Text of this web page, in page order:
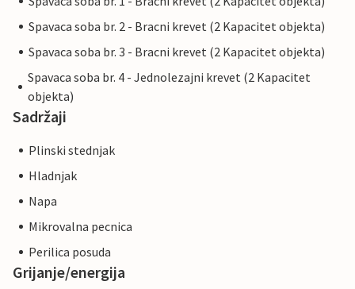
Spavaca soba br. 2 - Bracni krevet (2 Kapacitet objekta)
Spavaca soba br. 3 - Bracni krevet (2 Kapacitet objekta)
Spavaca soba br. 4 - Jednolezajni krevet (2 Kapacitet
objekta)
Sadržaji
Plinski stednjak
Hladnjak
Napa
Mikrovalna pecnica
Perilica posuda
Grijanje/energija